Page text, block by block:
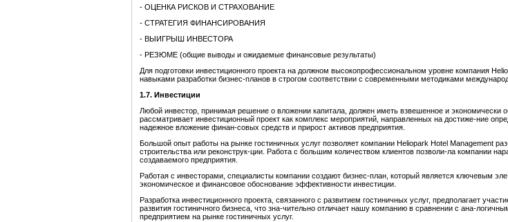
- ОЦЕНКА РИСКОВ И СТРАХОВАНИЕ
- СТРАТЕГИЯ ФИНАНСИРОВАНИЯ
- ВЫИГРЫШ ИНВЕСТОРА
- РЕЗЮМЕ (общие выводы и ожидаемые финансовые результаты)
Для подготовки инвестиционного проекта на должном высокопрофессиональном уровне компания
навыками разработки бизнес-планов в строгом соответствии с современными методиками
1.7. Инвестиции
Любой инвестор, принимая решение о вложении капитала, должен иметь взвешенное и экономически
рассматривает инвестиционный проект как комплекс мероприятий, направленных на достиже-ние
надежное вложение финан-совых средств и прирост активов предприятия.
Большой опыт работы на рынке гостиничных услуг позволяет компании Heliopark Hotel Management
строительства или реконструк-ции. Работа с большим количеством клиентов позволи-ла компании
создаваемого предприятия.
Работая с инвесторами, специалисты компании создают бизнес-план, который является ключевым
экономическое и финансовое обоснование эффективности инвестиции.
Разработка инвестиционного проекта, связанного с развитием гостиничных услуг, предполагает
развития гостиничного бизнеса, что зна-чительно отличает нашу компанию в сравнении с ана-
предприятием на рынке гостиничных услуг.